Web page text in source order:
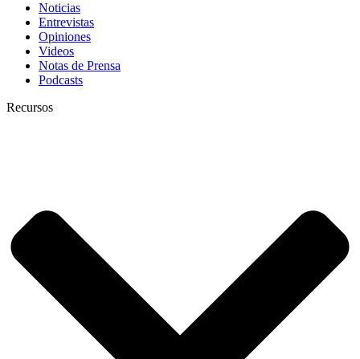
Noticias
Entrevistas
Opiniones
Videos
Notas de Prensa
Podcasts
Recursos